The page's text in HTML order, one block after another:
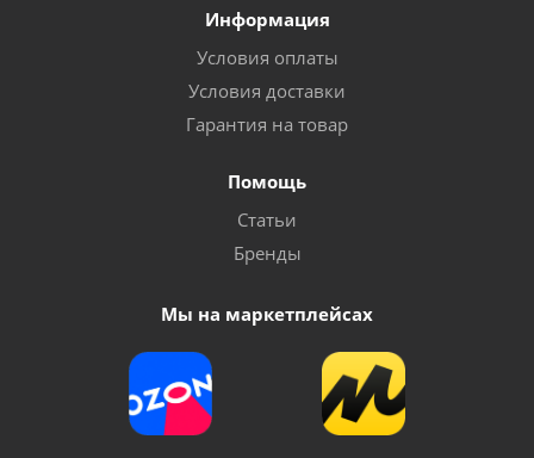
Информация
Условия оплаты
Условия доставки
Гарантия на товар
Помощь
Статьи
Бренды
Мы на маркетплейсах